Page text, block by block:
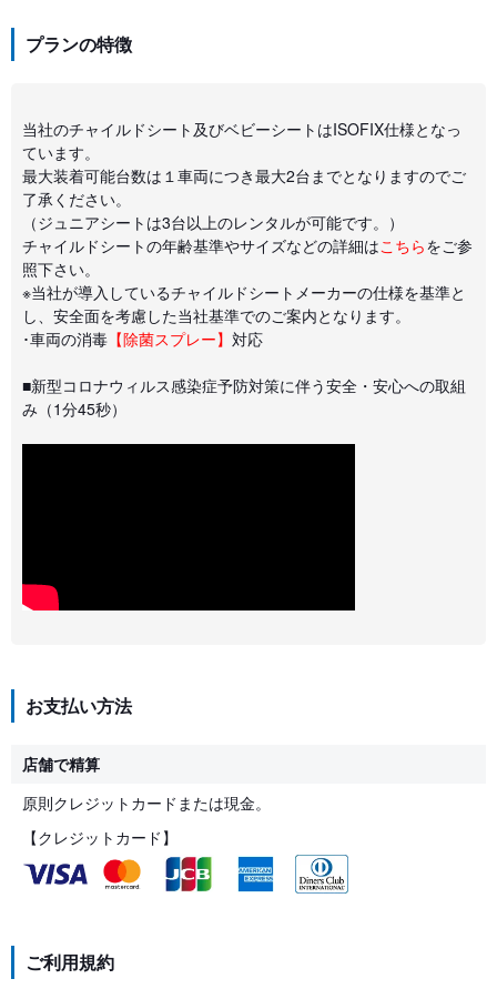
プランの特徴
当社のチャイルドシート及びベビーシートはISOFIX仕様となっ
ています。
最大装着可能台数は１車両につき最大2台までとなりますのでご
了承ください。
（ジュニアシートは3台以上のレンタルが可能です。）
チャイルドシートの年齢基準やサイズなどの詳細はこちらをご参
照下さい。
※当社が導入しているチャイルドシートメーカーの仕様を基準と
し、安全面を考慮した当社基準でのご案内となります。
･車両の消毒 【除菌スプレー】 対応
■新型コロナウィルス感染症予防対策に伴う安全・安心への取組
み（1分45秒）
お支払い方法
店舗で精算
原則クレジットカードまたは現金。
【クレジットカード】
ご利用規約